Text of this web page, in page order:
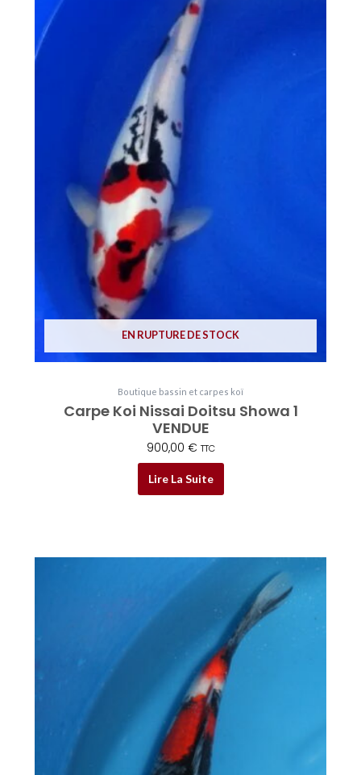
EN RUPTURE DE STOCK
Boutique bassin et carpes koï
Carpe Koi Nissai Doitsu Showa 1
VENDUE
900,00 € TTC
Lire La Suite